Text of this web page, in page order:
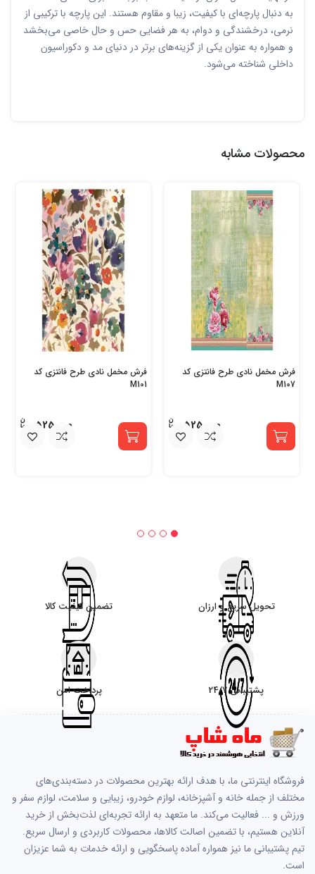
به دنبال پارچه‌ای با کیفیت، زیبا و مقاوم هستند. این پارچه با ترکیبی از
نرمی، درخشندگی و دوام، به هر فضایی حس و حال خاصی می‌بخشد
و همواره به عنوان یکی از گزینه‌های برتر در دنیای مد و دکوراسیون
داخلی شناخته می‌شود.
محصولات مشابه
فرش مخمل نادی طرح فانتزی کد
M107
525,000
فرش مخمل نادی طرح فانتزی کد
M101
525,000
تحویل سریع و ارزان تضمین کیفیت کالا
پشتیبانی 24/7 پرداخت امن
فروشگاه اینترنتی ما، با هدف ارائه بهترین محصولات در دسته‌بندی‌های
مختلف از جمله خانه و آشپزخانه، لوازم خودرو، زیبایی و سلامت، لوازم سفر و
ورزش و ... فعالیت می‌کند. ما متعهد به ارائه تجربه‌ای لذت‌بخش از خرید
آنلاین هستیم، با تضمین اصالت کالاها، محصولات کاربردی و ارسال سریع.
تیم پشتیبانی ما نیز همواره آماده پاسخگویی و ارائه خدمات به شما عزیزان
است.